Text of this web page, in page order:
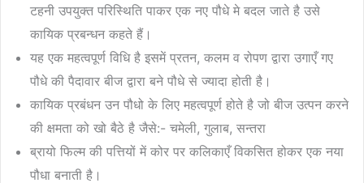
टहनी उपयुक्त परिस्थिति पाकर एक नए पौधे मे बदल जाते है उसे
कायिक प्रबन्धन कहते हैं।
यह एक महत्वपूर्ण विधि है इसमें प्रतन, कलम व रोपण द्वारा उगाएँ गए
पौधे की पैदावार बीज द्वारा बने पौधे से ज्यादा होती है।
कायिक प्रबंधन उन पौधो के लिए महत्वपूर्ण होते है जो बीज उत्पन करने
की क्षमता को खो बैठे है जैसे:- चमेली, गुलाब, सन्तरा
ब्रायो फिल्म की पत्तियों में कोर पर कलिकाएँ विकसित होकर एक नया
पौधा बनाती है।